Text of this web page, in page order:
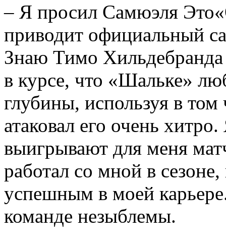
– Я просил Самюэля
приводит официальный
Знаю Тимо
в курсе, что «Шальке»
глубины, используя в
атаковал его очень
выигрывают для меня
работал со мной в
успешным в моей
команде незыблемы.